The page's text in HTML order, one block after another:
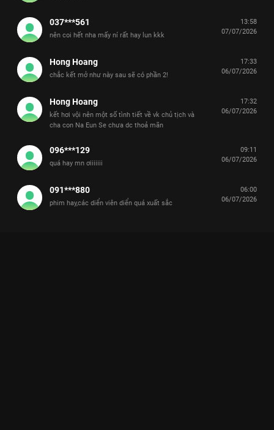
037***561
nên coi hết nha mấy ní rất hay lun kkk
13:58
07/07/2026
Hong Hoang
chắc kết mở như này sau sẽ có phần 2!
17:33
06/07/2026
Hong Hoang
kết hơi vội nên một số tình tiết về vk chủ tịch và
cha con Na Eun Se chưa dc thoả mãn
17:32
06/07/2026
096***129
quá hay mn ơiiiiiii
09:11
06/07/2026
091***880
phim hay,các diển viên diển quá xuất sắc
06:00
06/07/2026